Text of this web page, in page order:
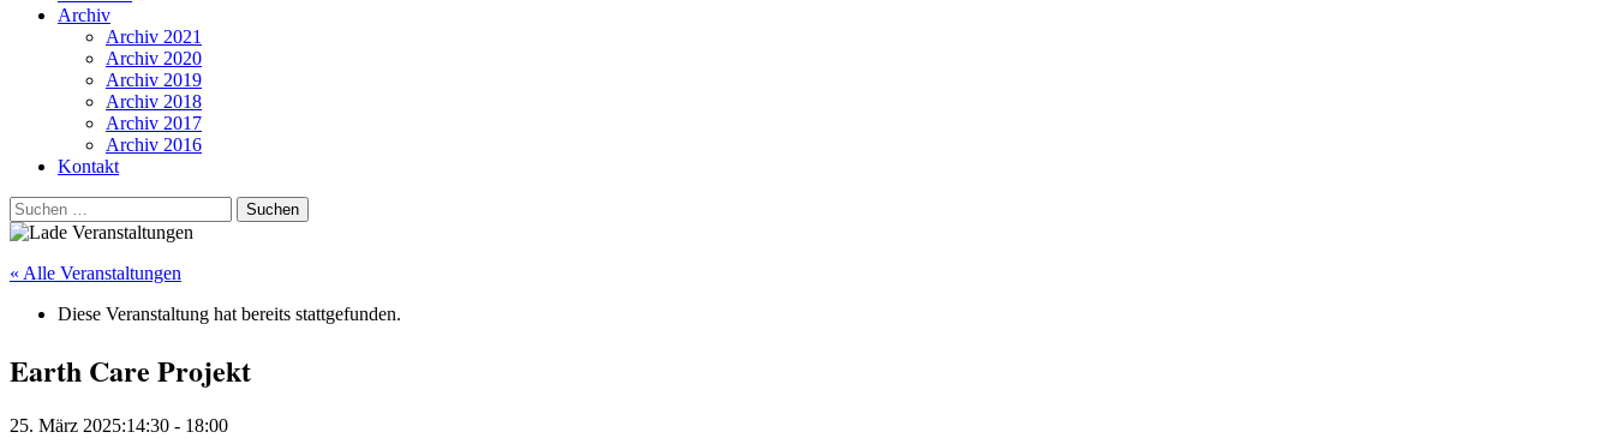
Archiv
Archiv 2021
Archiv 2020
Archiv 2019
Archiv 2018
Archiv 2017
Archiv 2016
Kontakt
Suchen
nach:
« Alle Veranstaltungen
Diese Veranstaltung hat bereits stattgefunden.
Earth Care Projekt
25. März 2025:14:30 - 18:00